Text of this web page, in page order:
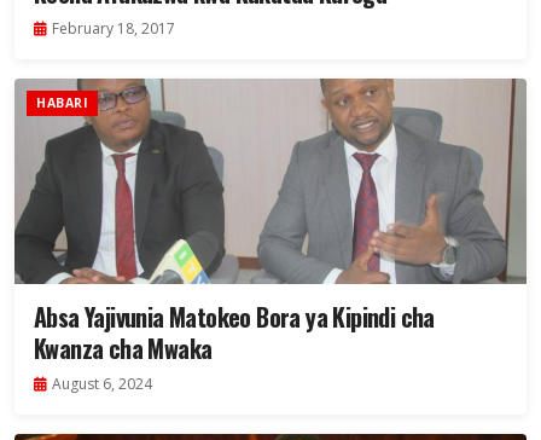
February 18, 2017
HABARI
Absa Yajivunia Matokeo Bora ya Kipindi cha
Kwanza cha Mwaka
August 6, 2024